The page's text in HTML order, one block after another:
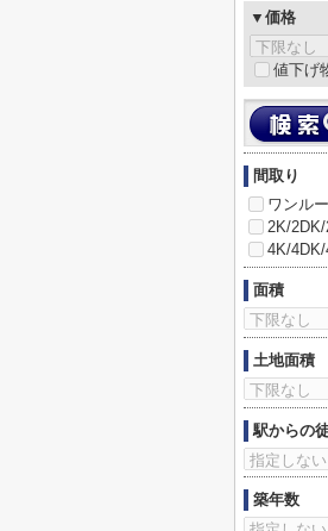
▼価格
値下げ
間取り
ワンル
2K/
4K/
面積
土地面積
駅からの
築年数